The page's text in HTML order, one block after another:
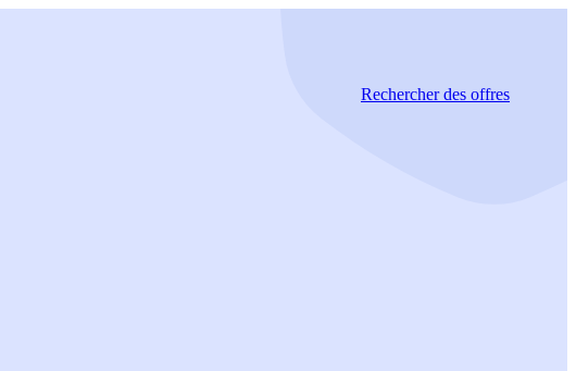
Rechercherdes offres